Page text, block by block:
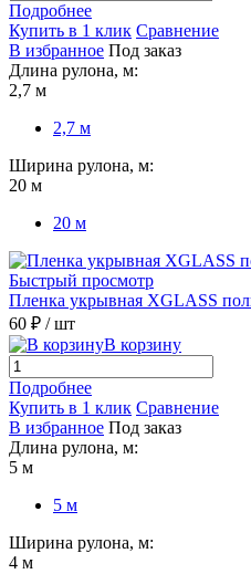
Подробнее
Купить в 1 клик Сравнение
В избранное Под заказ
Длина рулона, м:
2,7 м
2,7 м
Ширина рулона, м:
20 м
20 м
Быстрый просмотр
Пленка укрывная XGLASS
60 ₽ / шт
В корзину
Подробнее
Купить в 1 клик Сравнение
В избранное Под заказ
Длина рулона, м:
5 м
5 м
Ширина рулона, м:
4 м